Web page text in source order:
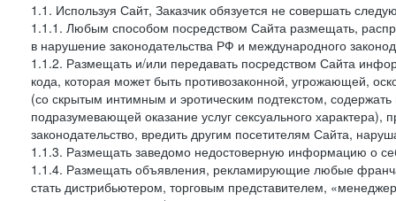
1.1. Используя Сайт, Заказчик обязуется не совершать
1.1.1. Любым способом посредством Сайта размещать,
в нарушение законодательства РФ и международного
1.1.2. Размещать и/или передавать посредством Сайта
кода, которая может быть противозаконной, угрожающей,
(со скрытым интимным и эротическим подтекстом,
подразумевающей оказание услуг сексуального
законодательство, вредить другим посетителям Сайта,
1.1.3. Размещать заведомо недостоверную информацию о
1.1.4. Размещать объявления, рекламирующие любые
стать дистрибьютером, торговым представителем,